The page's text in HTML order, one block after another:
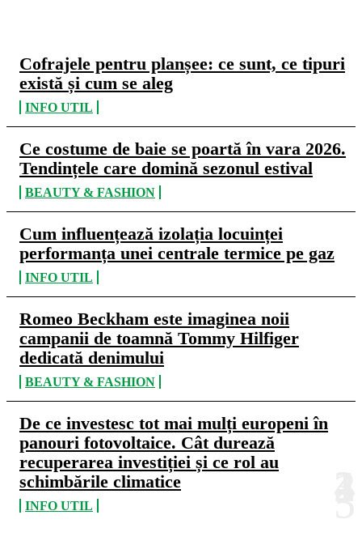
Cofrajele pentru planșee: ce sunt, ce tipuri
există și cum se aleg
INFO UTIL
Ce costume de baie se poartă în vara 2026.
Tendințele care domină sezonul estival
BEAUTY & FASHION
Cum influențează izolația locuinței
performanța unei centrale termice pe gaz
INFO UTIL
Romeo Beckham este imaginea noii
campanii de toamnă Tommy Hilfiger
dedicată denimului
BEAUTY & FASHION
De ce investesc tot mai mulți europeni în
panouri fotovoltaice. Cât durează
recuperarea investiției și ce rol au
schimbările climatice
INFO UTIL